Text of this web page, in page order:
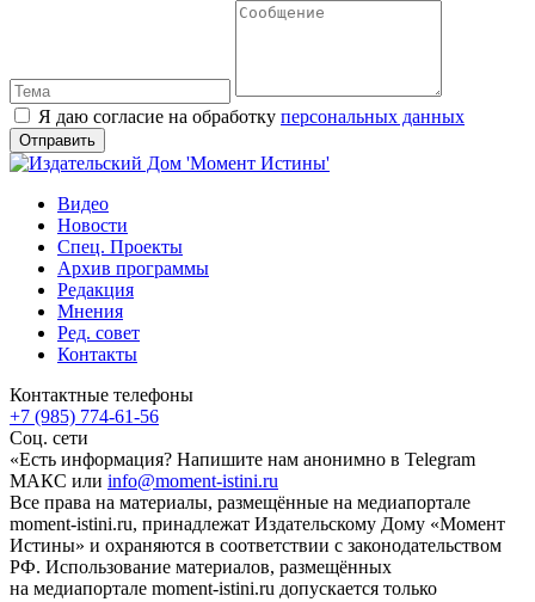
Я даю согласие на обработку персональных данных
Видео
Новости
Спец. Проекты
Архив программы
Редакция
Мнения
Ред. совет
Контакты
Контактные телефоны
+7 (985) 774-61-56
Соц. сети
«Есть информация? Напишите нам анонимно в Telegram
МАКС или info@moment-istini.ru
Все права на материалы, размещённые на медиапортале
moment-istini.ru, принадлежат Издательскому Дому «Момент
Истины» и охраняются в соответствии с законодательством
РФ. Использование материалов, размещённых
на медиапортале moment-istini.ru допускается только